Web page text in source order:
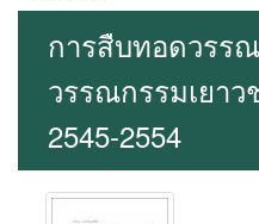
การสืบทอดวรร
วรรณกรรมเยา
2545-2554